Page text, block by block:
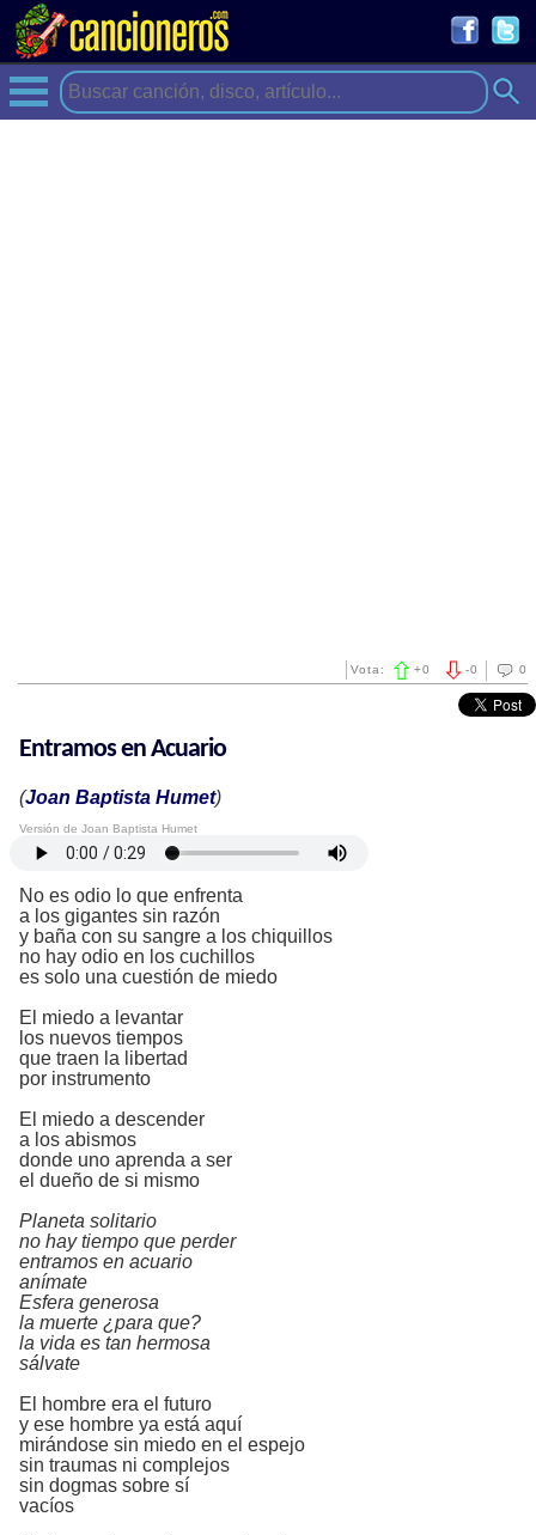
0
-0
Vota: +0
Entramos en Acuario
(Joan Baptista Humet)
Versión de Joan Baptista Humet
No es odio lo que enfrenta
a los gigantes sin razón
y baña con su sangre a los chiquillos
no hay odio en los cuchillos
es solo una cuestión de miedo
El miedo a levantar
los nuevos tiempos
que traen la libertad
por instrumento
El miedo a descender
a los abismos
donde uno aprenda a ser
el dueño de si mismo
Planeta solitario
no hay tiempo que perder
entramos en acuario
anímate
Esfera generosa
la muerte ¿para que?
la vida es tan hermosa
sálvate
El hombre era el futuro
y ese hombre ya está aquí
mirándose sin miedo en el espejo
sin traumas ni complejos
sin dogmas sobre sí
vacíos